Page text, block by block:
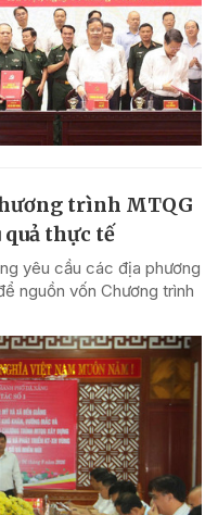
trình MTQG
thực tế
yêu cầu các địa phương
nguồn vốn Chương trình